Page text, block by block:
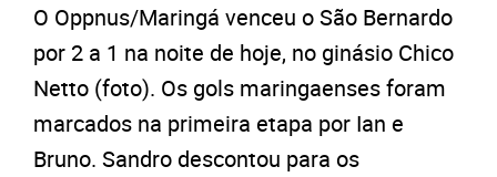
O Oppnus/Maringá venceu o São Bernardo
por 2 a 1 na noite de hoje, no ginásio Chico
Netto (foto). Os gols maringaenses foram
marcados na primeira etapa por Ian e
Bruno. Sandro descontou para os